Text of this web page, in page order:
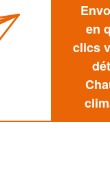
en
clics